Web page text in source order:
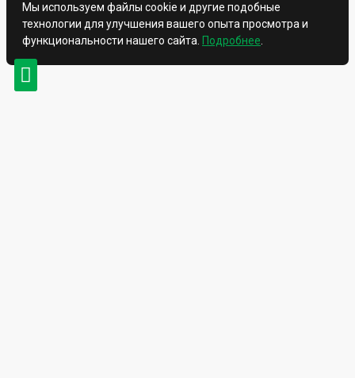
Мы используем файлы cookie и другие подобные
технологии для улучшения вашего опыта просмотра и
функциональности нашего сайта. Подробнее.